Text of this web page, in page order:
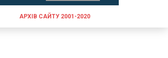
АРХІВ САЙТУ 2001-2020